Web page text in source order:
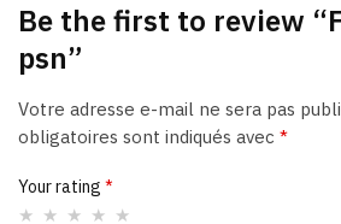
Be the first to review
psn”
Votre adresse e-mail ne sera pas
obligatoires sont indiqués avec *
Your rating *